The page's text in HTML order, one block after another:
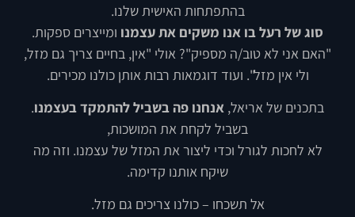
בהתפתחות האישית שלנו.
סוג של רעל בו אנו משקים את עצמנו ומייצרים ספקות.
"האם אני לא טוב/ה מספיק"? אולי "אין, בחיים צריך גם מזל,
ולי אין מזל". ועוד דוגמאות רבות אותן כולנו מכירים.
בתכנים של אריאל, אנחנו פה בשביל להתמקד בעצמנו.
בשביל לקחת את המושכות,
לא לחכות לגורל וכדי ליצור את המזל של עצמנו. וזה מה
שיקח אותנו קדימה.
אל תשכחו – כולנו צריכים גם מזל.